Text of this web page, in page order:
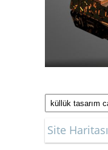
Site Haritası